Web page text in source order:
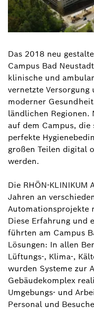
Das 2018 neu
Campus Bad
klinische und
vernetzte
moderner
ländlichen Regionen.
auf dem Campus, die
perfekte
großen Teilen digital
werden.
Die RHÖN-
Jahren an
Automationsprojekte
Diese Erfahrung und
führten am Campus
Lösungen: In allen
Lüftungs-, Klima-,
wurden Systeme zur
Gebäudekomplex
Umgebungs- und
Personal und